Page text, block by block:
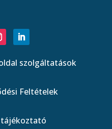
szolgáltatások
Feltételek